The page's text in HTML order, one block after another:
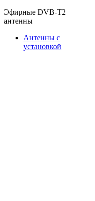
Эфирные DVB-T2
антенны
Антенны с
установкой